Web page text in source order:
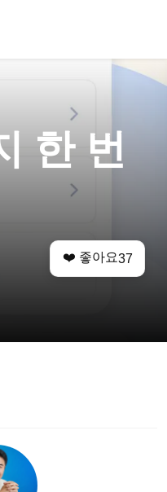
한 번
❤️ 좋아요37